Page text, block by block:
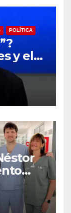
POLÍTICA
y el
de